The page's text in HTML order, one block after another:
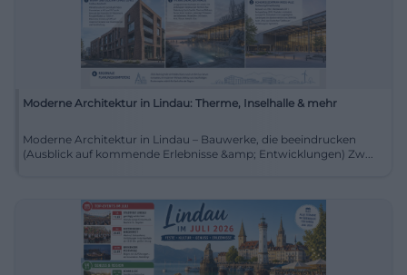
Moderne Architektur in Lindau: Therme, Inselhalle & mehr
Moderne Architektur in Lindau – Bauwerke, die beeindrucken
(Ausblick auf kommende Erlebnisse &amp; Entwicklungen) Zw...